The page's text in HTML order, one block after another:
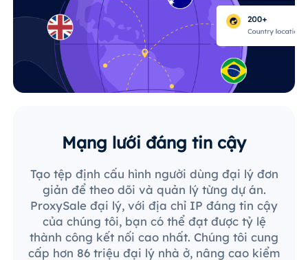
Mạng lưới đáng tin cậy
Tạo tệp định cấu hình người dùng đại lý đơn
giản để theo dõi và quản lý từng dự án.
ProxySale đại lý, với địa chỉ IP đáng tin cậy
của chúng tôi, bạn có thể đạt được tỷ lệ
thành công kết nối cao nhất. Chúng tôi cung
cấp hơn 86 triệu đại lý nhà ở, nâng cao kiểm